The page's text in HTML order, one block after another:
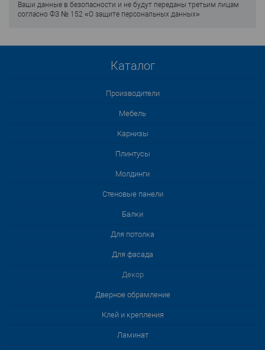
Ваши данные в безопасности и не будут переданы третьим лицам
согласно ФЗ № 152 «О защите персональных данных»
Каталог
Производители
Мебель
Карнизы
Плинтусы
Молдинги
Стеновые панели
Балки
Для потолка
Для фасада
Декор
Дверное обрамление
Клей и крепления
Ламинат